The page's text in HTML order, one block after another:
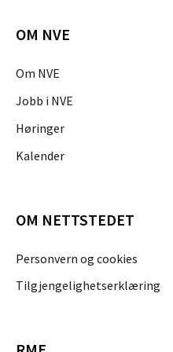
OM NVE
Om NVE
Jobb i NVE
Høringer
Kalender
OM NETTSTEDET
Personvern og cookies
Tilgjengelighetserklæring